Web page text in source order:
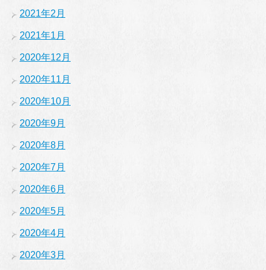
2021年2月
2021年1月
2020年12月
2020年11月
2020年10月
2020年9月
2020年8月
2020年7月
2020年6月
2020年5月
2020年4月
2020年3月